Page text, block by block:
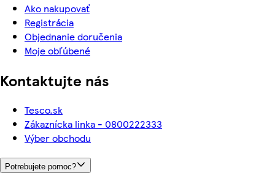
Ako nakupovať
Registrácia
Objednanie doručenia
Moje obľúbené
Kontaktujte nás
Tesco.sk
Zákaznícka linka - 0800222333
Výber obchodu
Potrebujete pomoc?